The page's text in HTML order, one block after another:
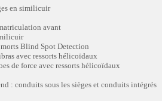
en similicuir
avant
Blind Spot Detection
avec ressorts hélicoïdaux
de force avec ressorts hélicoïdaux
: conduits sous les sièges et conduits intégrés